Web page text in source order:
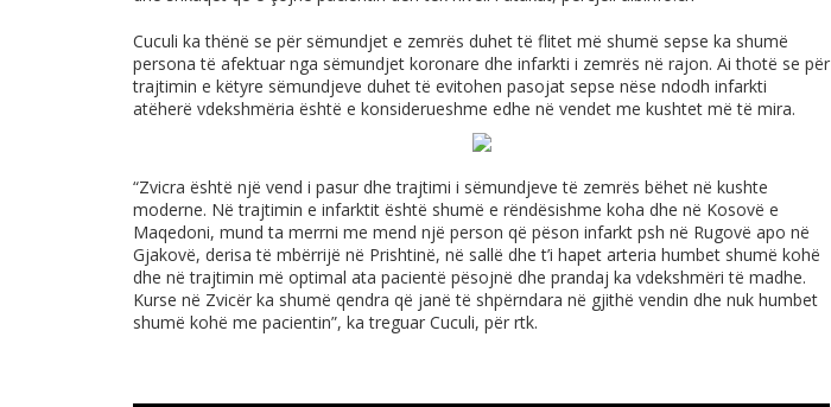
Cuculi ka thënë se për sëmundjet e zemrës duhet të flitet më shumë sepse ka shumë
persona të afektuar nga sëmundjet koronare dhe infarkti i zemrës në rajon. Ai thotë se për
trajtimin e këtyre sëmundjeve duhet të evitohen pasojat sepse nëse ndodh infarkti
atëherë vdekshmëria është e konsiderueshme edhe në vendet me kushtet më të mira.
“Zvicra është një vend i pasur dhe trajtimi i sëmundjeve të zemrës bëhet në kushte
moderne. Në trajtimin e infarktit është shumë e rëndësishme koha dhe në Kosovë e
Maqedoni, mund ta merrni me mend një person që pëson infarkt psh në Rugovë apo në
Gjakovë, derisa të mbërrijë në Prishtinë, në sallë dhe t’i hapet arteria humbet shumë kohë
dhe në trajtimin më optimal ata pacientë pësojnë dhe prandaj ka vdekshmëri të madhe.
Kurse në Zvicër ka shumë qendra që janë të shpërndara në gjithë vendin dhe nuk humbet
shumë kohë me pacientin”, ka treguar Cuculi, për rtk.